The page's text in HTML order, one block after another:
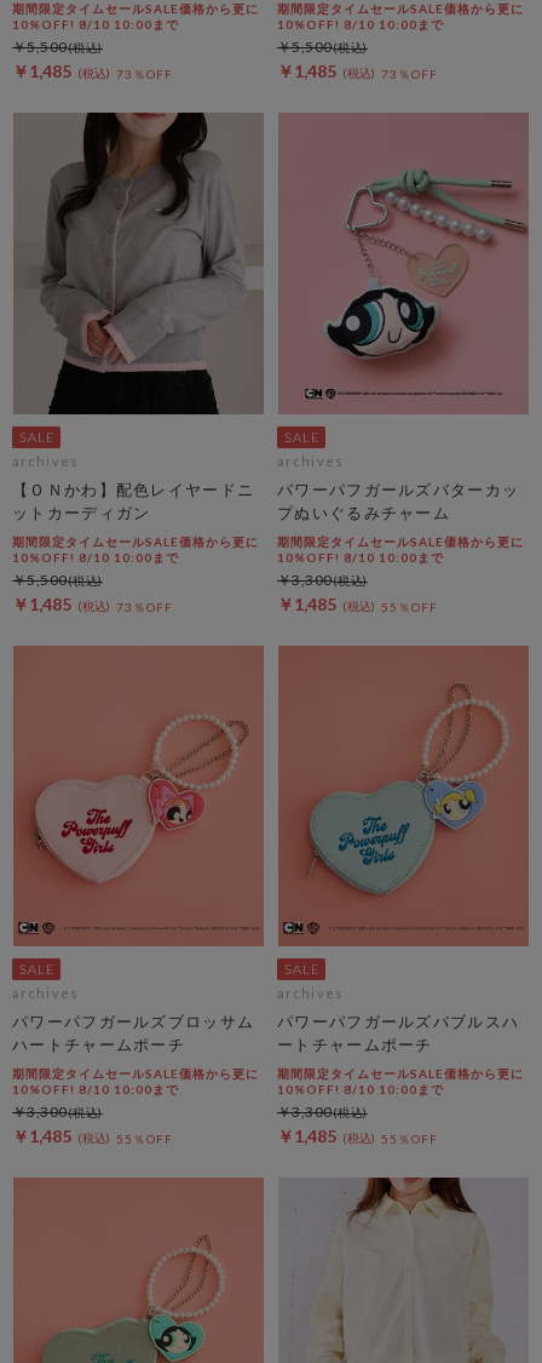
期間限定タイムセールSALE価格から更に
10%OFF! 8/10 10:00まで
￥1,485 73％OFF
￥5,500
期間限定タイムセールSALE価格から更に
10%OFF! 8/10 10:00まで
￥1,485 73％OFF
￥5,500
archives
【ＯＮかわ】配色レイヤードニ
ットカーディガン
期間限定タイムセールSALE価格から更に
10%OFF! 8/10 10:00まで
￥1,485 73％OFF
￥5,500
archives
パワーパフガールズバターカッ
プぬいぐるみチャーム
期間限定タイムセールSALE価格から更に
10%OFF! 8/10 10:00まで
￥1,485 55％OFF
￥3,300
archives
パワーパフガールズブロッサム
ハートチャームポーチ
期間限定タイムセールSALE価格から更に
10%OFF! 8/10 10:00まで
￥1,485 55％OFF
￥3,300
archives
パワーパフガールズバブルスハ
ートチャームポーチ
期間限定タイムセールSALE価格から更に
10%OFF! 8/10 10:00まで
￥1,485 55％OFF
￥3,300